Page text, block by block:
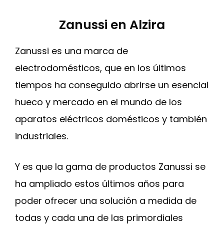
Zanussi en Alzira
Zanussi es una marca de
electrodomésticos, que en los últimos
tiempos ha conseguido abrirse un esencial
hueco y mercado en el mundo de los
aparatos eléctricos domésticos y también
industriales.
Y es que la gama de productos Zanussi se
ha ampliado estos últimos años para
poder ofrecer una solución a medida de
todas y cada una de las primordiales